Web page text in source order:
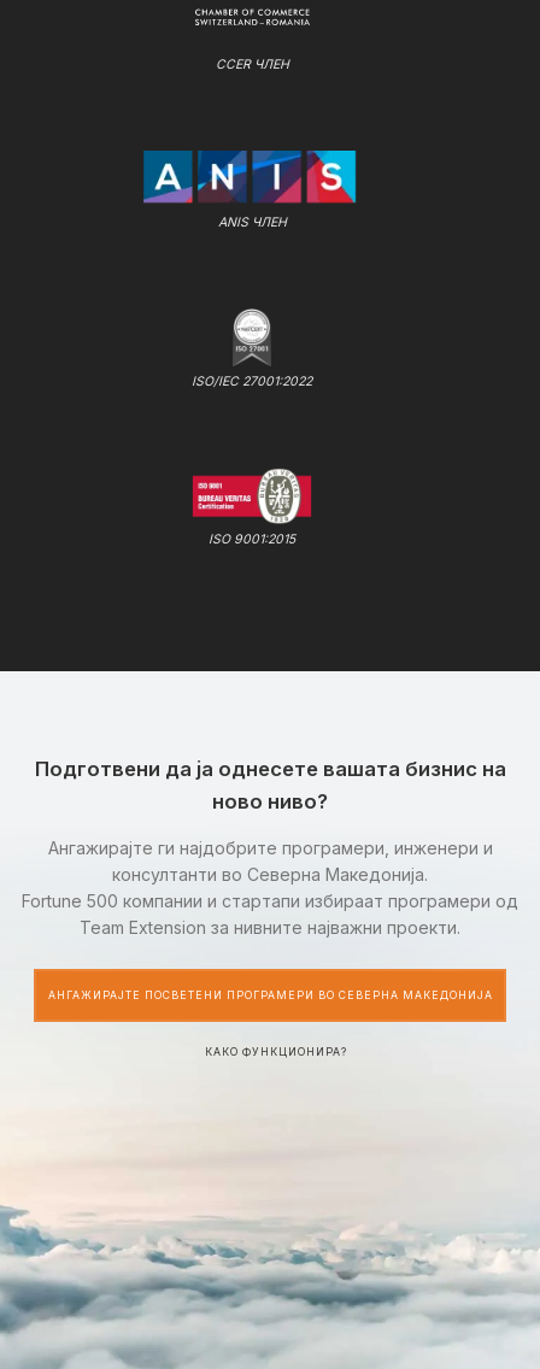
CCER ЧЛЕН
ANIS ЧЛЕН
ISO/IEC 27001:2022
ISO 9001:2015
Подготвени да ја однесете вашата бизнис на
ново ниво?
Ангажирајте ги најдобрите програмери, инженери и
консултанти во Северна Македонија.
Fortune 500 компании и стартапи избираат програмери од
Team Extension за нивните најважни проекти.
АНГАЖИРАЈТЕ ПОСВЕТЕНИ ПРОГРАМЕРИ ВО СЕВЕРНА МАКЕДОНИЈА
КАКО ФУНКЦИОНИРА?